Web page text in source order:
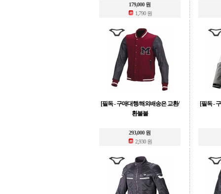
179,000 원
1,790 원
[필독 - 구매대행/해외배송은 교환/
환불불
293,000 원
2,930 원
[필독 -